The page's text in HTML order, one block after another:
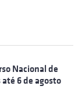
Nacional de
6 de agosto